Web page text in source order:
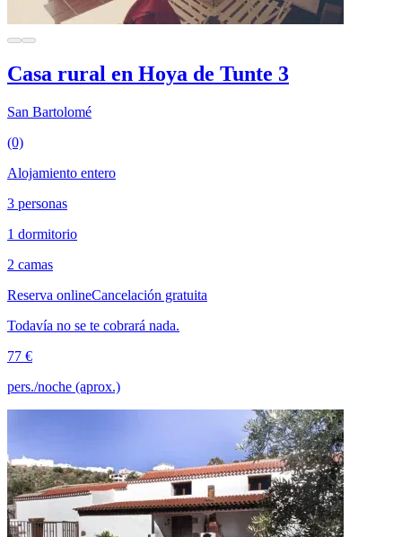
Casa rural en Hoya de Tunte 3
San Bartolomé
(0)
Alojamiento entero
3 personas
1 dormitorio
2 camas
Reserva onlineCancelación gratuita
Todavía no se te cobrará nada.
77 €
pers./noche (aprox.)